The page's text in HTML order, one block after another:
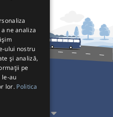
ne analiza
ului nostru
și analiză,
pe
le-au
lor. Politica